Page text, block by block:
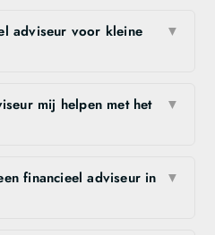
adviseur voor kleine
▼
mij helpen met het
▼
financieel adviseur in
▼